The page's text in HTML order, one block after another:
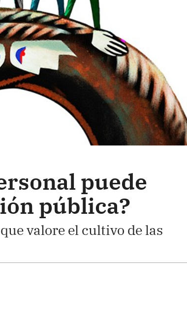
puede
pública?
valore el cultivo de las